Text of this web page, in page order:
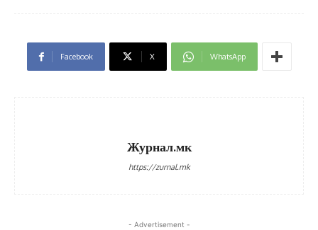
Facebook X WhatsApp
Журнал.мк
https://zurnal.mk
- Advertisement -